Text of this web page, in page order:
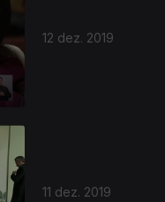
12 dez. 2019
11 dez. 2019